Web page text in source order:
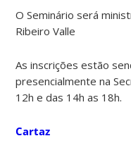
O Seminário será
Ribeiro Valle
As inscrições estão
presencialmente na
12h e das 14h as 18h.
Cartaz